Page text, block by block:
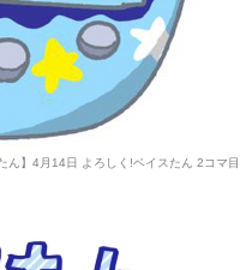
ん】4月14日 よろしく!ベイスたん 2コマ目